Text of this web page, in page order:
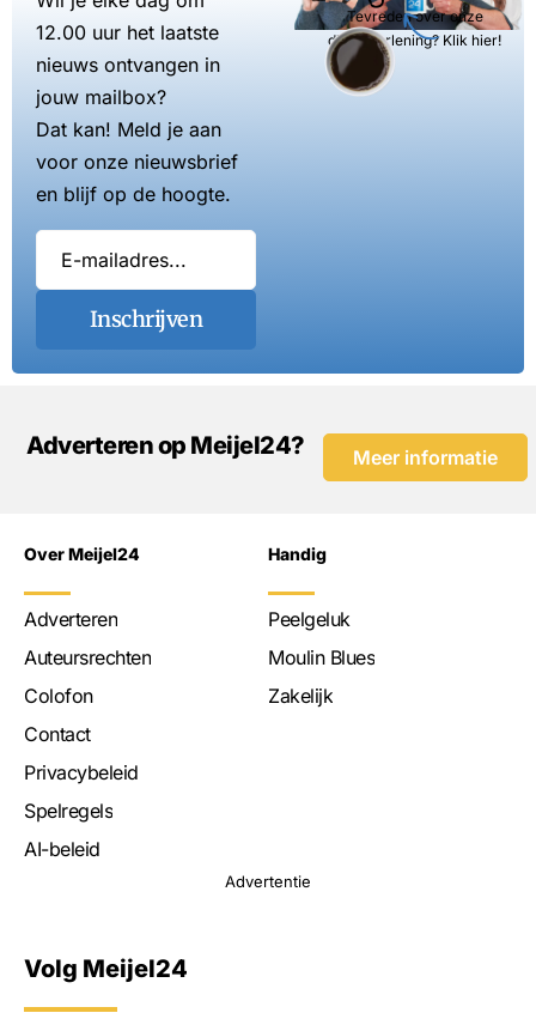
12.00 uur het laatste
nieuws ontvangen in
jouw mailbox?
Dat kan! Meld je aan
voor onze nieuwsbrief
en blijf op de hoogte.
Inschrijven
Tevreden over onze
dienstverlening? Klik hier!
Adverteren op Meijel24? Meer informatie
Over Meijel24
Adverteren
Auteursrechten
Colofon
Contact
Privacybeleid
Spelregels
AI-beleid
Handig
Peelgeluk
Moulin Blues
Zakelijk
Advertentie
Volg Meijel24